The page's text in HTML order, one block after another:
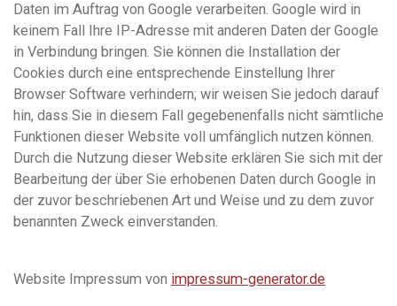
Daten im Auftrag von Google verarbeiten. Google wird in
keinem Fall Ihre IP-Adresse mit anderen Daten der Google
in Verbindung bringen. Sie können die Installation der
Cookies durch eine entsprechende Einstellung Ihrer
Browser Software verhindern; wir weisen Sie jedoch darauf
hin, dass Sie in diesem Fall gegebenenfalls nicht sämtliche
Funktionen dieser Website voll umfänglich nutzen können.
Durch die Nutzung dieser Website erklären Sie sich mit der
Bearbeitung der über Sie erhobenen Daten durch Google in
der zuvor beschriebenen Art und Weise und zu dem zuvor
benannten Zweck einverstanden.
Website Impressum von impressum-generator.de